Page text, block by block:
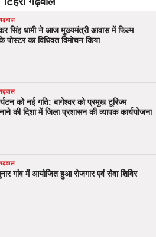
सिंह धामी ने आज मुख्यमंत्री आवास में फिल्म
का विधिवत विमोचन किया
को नई गति: बागेश्वर को प्रमुख टूरिज्म
की दिशा में जिला प्रशासन की व्यापक कार्ययोजना
गांव में आयोजित हुआ रोजगार एवं सेवा शिविर